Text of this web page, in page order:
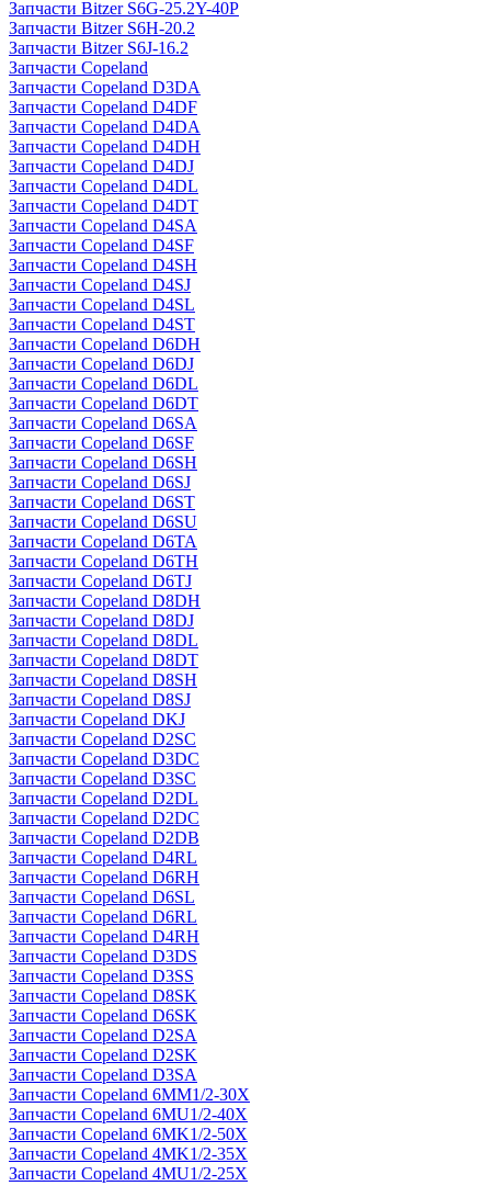
Запчасти Bitzer S6G-25.2Y-40P
Запчасти Bitzer S6H-20.2
Запчасти Bitzer S6J-16.2
Запчасти Copeland
Запчасти Copeland D3DA
Запчасти Copeland D4DF
Запчасти Copeland D4DA
Запчасти Copeland D4DH
Запчасти Copeland D4DJ
Запчасти Copeland D4DL
Запчасти Copeland D4DT
Запчасти Copeland D4SA
Запчасти Copeland D4SF
Запчасти Copeland D4SH
Запчасти Copeland D4SJ
Запчасти Copeland D4SL
Запчасти Copeland D4ST
Запчасти Copeland D6DH
Запчасти Copeland D6DJ
Запчасти Copeland D6DL
Запчасти Copeland D6DT
Запчасти Copeland D6SA
Запчасти Copeland D6SF
Запчасти Copeland D6SH
Запчасти Copeland D6SJ
Запчасти Copeland D6ST
Запчасти Copeland D6SU
Запчасти Copeland D6TA
Запчасти Copeland D6TH
Запчасти Copeland D6TJ
Запчасти Copeland D8DH
Запчасти Copeland D8DJ
Запчасти Copeland D8DL
Запчасти Copeland D8DT
Запчасти Copeland D8SH
Запчасти Copeland D8SJ
Запчасти Copeland DKJ
Запчасти Copeland D2SC
Запчасти Copeland D3DC
Запчасти Copeland D3SC
Запчасти Copeland D2DL
Запчасти Copeland D2DC
Запчасти Copeland D2DB
Запчасти Copeland D4RL
Запчасти Copeland D6RH
Запчасти Copeland D6SL
Запчасти Copeland D6RL
Запчасти Copeland D4RH
Запчасти Copeland D3DS
Запчасти Copeland D3SS
Запчасти Copeland D8SK
Запчасти Copeland D6SK
Запчасти Copeland D2SA
Запчасти Copeland D2SK
Запчасти Copeland D3SA
Запчасти Copeland 6MM1/2-30X
Запчасти Copeland 6MU1/2-40X
Запчасти Copeland 6MK1/2-50X
Запчасти Copeland 4MK1/2-35X
Запчасти Copeland 4MU1/2-25X